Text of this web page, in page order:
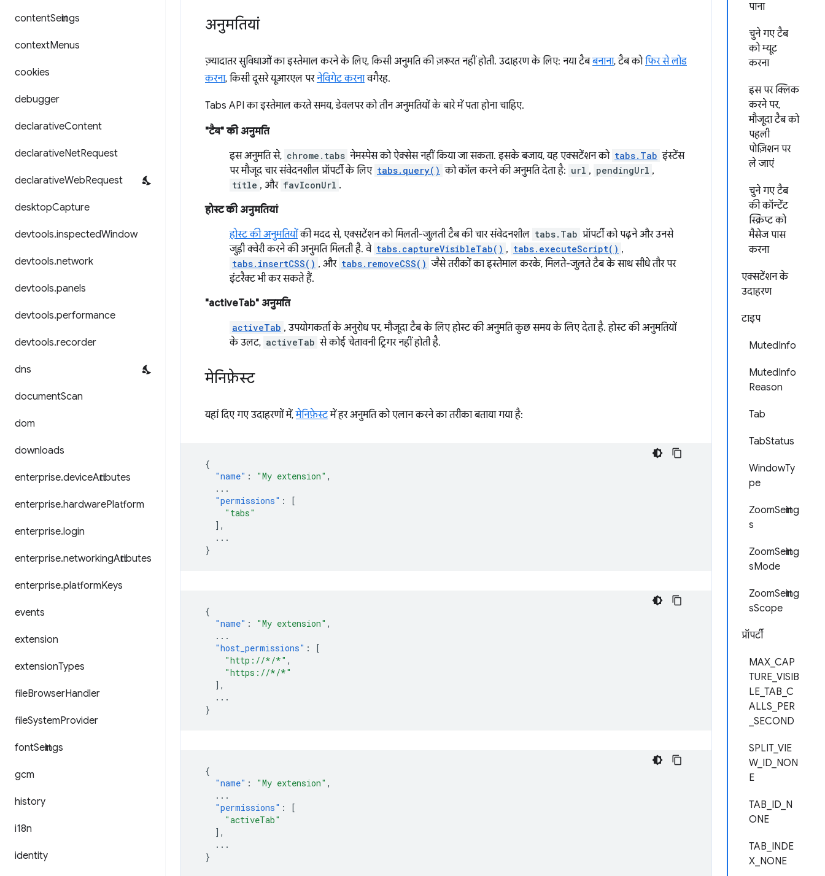
contentSettings
contextMenus
cookies
debugger
declarativeContent
declarativeNetRequest
declarativeWebRequest
desktopCapture
devtools.inspectedWindow
devtools.network
devtools.panels
devtools.performance
devtools.recorder
dns
documentScan
dom
downloads
enterprise.deviceAttributes
enterprise.hardwarePlatform
enterprise.login
enterprise.networkingAttributes
enterprise.platformKeys
events
extension
extensionTypes
fileBrowserHandler
fileSystemProvider
fontSettings
gcm
history
i18n
identity
पाना
चुने गए टैब
को म्यूट
करना
इस पर क्लिक
करने पर,
मौजूदा टैब को
पहली
पोज़िशन पर
ले जाएं
चुने गए टैब
की कॉन्टेंट
स्क्रिप्ट को
मैसेज पास
करना
एक्सटेंशन के
उदाहरण
टाइप
MutedInfo
MutedInfo
Reason
Tab
TabStatus
WindowTy
pe
ZoomSetting
s
ZoomSetting
sMode
ZoomSetting
sScope
प्रॉपर्टी
MAX_CAP
TURE_VISIB
LE_TAB_C
ALLS_PER
_SECOND
SPLIT_VIE
W_ID_NON
E
TAB_ID_N
ONE
TAB_INDE
X_NONE
अनुमतियां
ज़्यादातर सुविधाओं का इस्तेमाल करने के लिए, किसी अनुमति की ज़रूरत नहीं होती. उदाहरण के लिए: नया टैबबनाना, टैब कोफिर से लोड
करना, किसी दूसरे यूआरएल परनेविगेट करनावगैरह.
Tabs API का इस्तेमाल करते समय, डेवलपर को तीन अनुमतियों के बारे में पता होना चाहिए.
"टैब" की अनुमति
इस अनुमति से, chrome.tabs नेमस्पेस को ऐक्सेस नहीं किया जा सकता. इसके बजाय, यह एक्सटेंशन को tabs.Tab इंस्टेंस
पर मौजूद चार संवेदनशील प्रॉपर्टी के लिए tabs.query() को कॉल करने की अनुमति देता है: url , pendingUrl ,
title , और favIconUrl .
होस्ट की अनुमतियां
होस्ट की अनुमतियोंकी मदद से, एक्सटेंशन को मिलती-जुलती टैब की चार संवेदनशील tabs.Tab प्रॉपर्टी को पढ़ने और उनसे
जुड़ी क्वेरी करने की अनुमति मिलती है. वे tabs.captureVisibleTab() , tabs.executeScript() ,
tabs.insertCSS() , और tabs.removeCSS() जैसे तरीकों का इस्तेमाल करके, मिलते-जुलते टैब के साथ सीधे तौर पर
इंटरैक्ट भी कर सकते हैं.
"activeTab" अनुमति
activeTab , उपयोगकर्ता के अनुरोध पर, मौजूदा टैब के लिए होस्ट की अनुमति कुछ समय के लिए देता है. होस्ट की अनुमतियों
के उलट, activeTab से कोई चेतावनी ट्रिगर नहीं होती है.
मेनिफ़ेस्ट
यहां दिए गए उदाहरणों में,मेनिफ़ेस्टमें हर अनुमति को एलान करने का तरीका बताया गया है:
{
"name" : "My extension" ,
...
"permissions" :
[
"tabs"
],
...
}
{
"name" : "My extension" ,
...
"host_permissions" :
[
"http://*/*" ,
"https://*/*"
],
...
}
{
"name" : "My extension" ,
...
"permissions" :
[
"activeTab"
],
...
}